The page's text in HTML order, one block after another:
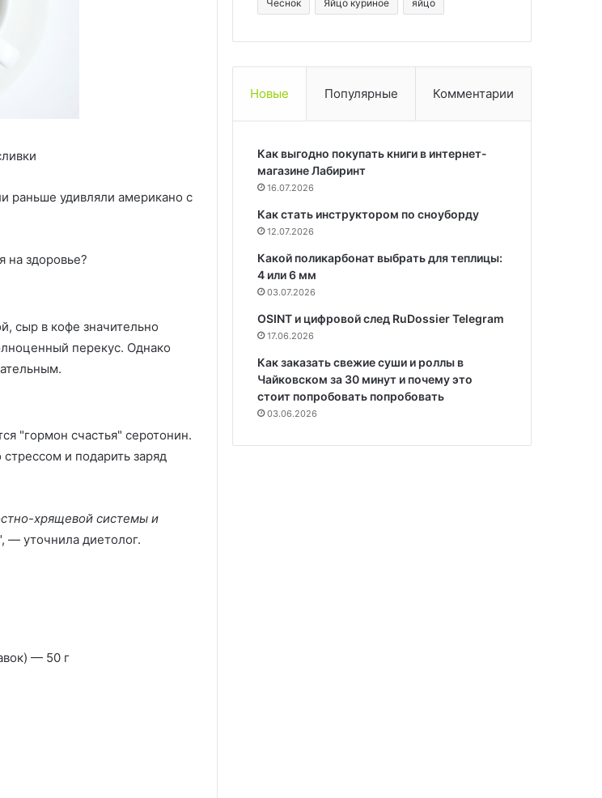
раньше удивляли американо с
на здоровье?
сыр в кофе значительно
перекус. Однако
"гормон счастья" серотонин.
и подарить заряд
хрящевой системы и
— уточнила диетолог.
— 50 г
Чеснок Яйцо куриное яйцо
Новые Популярные Комментарии
Как выгодно покупать книги в интернет-
магазине Лабиринт
16.07.2026
Как стать инструктором по сноуборду
12.07.2026
Какой поликарбонат выбрать для теплицы:
4 или 6 мм
03.07.2026
OSINT и цифровой след RuDossier Telegram
17.06.2026
Как заказать свежие суши и роллы в
Чайковском за 30 минут и почему это
стоит попробовать попробовать
03.06.2026